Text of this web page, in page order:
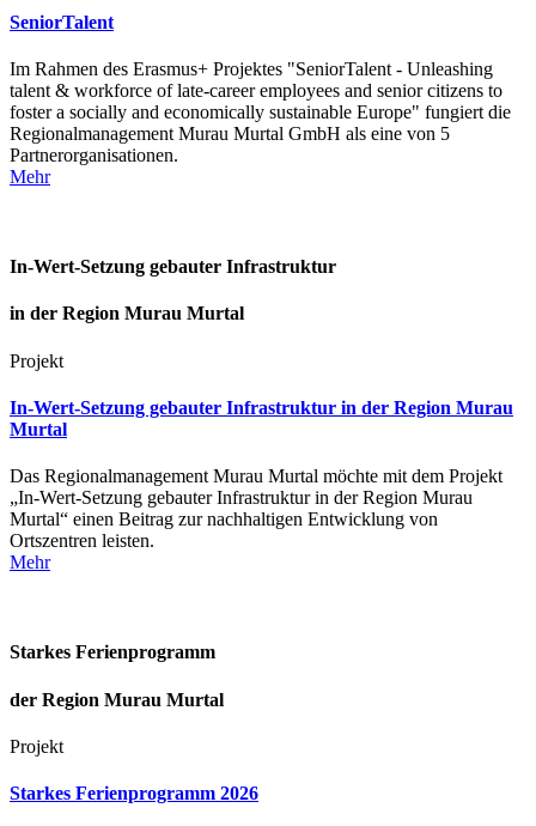
SeniorTalent
Im Rahmen des Erasmus+ Projektes "SeniorTalent - Unleashing
talent & workforce of late-career employees and senior citizens to
foster a socially and economically sustainable Europe" fungiert die
Regionalmanagement Murau Murtal GmbH als eine von 5
Partnerorganisationen.
Mehr
In-Wert-Setzung gebauter Infrastruktur
in der Region Murau Murtal
Projekt
In-Wert-Setzung gebauter Infrastruktur in der Region Murau
Murtal
Das Regionalmanagement Murau Murtal möchte mit dem Projekt
„In-Wert-Setzung gebauter Infrastruktur in der Region Murau
Murtal“ einen Beitrag zur nachhaltigen Entwicklung von
Ortszentren leisten.
Mehr
Starkes Ferienprogramm
der Region Murau Murtal
Projekt
Starkes Ferienprogramm 2026